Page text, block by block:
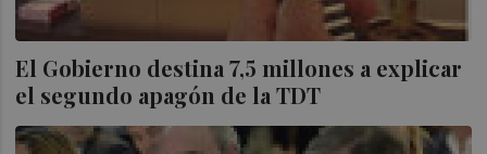
El Gobierno destina 7,5 millones a explicar
el segundo apagón de la TDT